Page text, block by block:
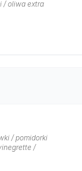
/ oliwa extra
/ pomidorki
/